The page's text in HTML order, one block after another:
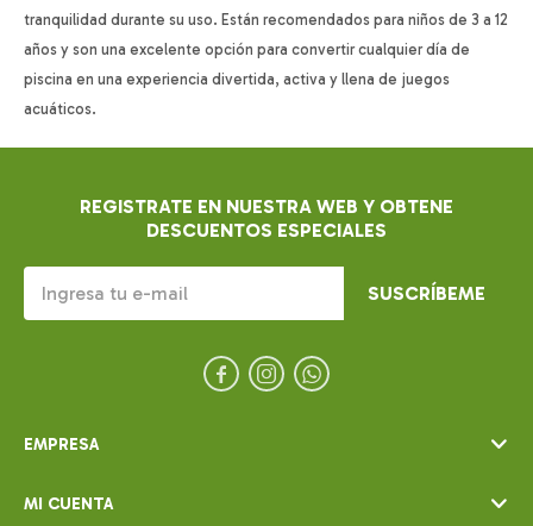
tranquilidad durante su uso. Están recomendados para niños de 3 a 12
años y son una excelente opción para convertir cualquier día de
piscina en una experiencia divertida, activa y llena de juegos
acuáticos.
EMPRESA
MI CUENTA
REGISTRATE EN NUESTRA WEB Y OBTENE
DESCUENTOS ESPECIALES
SUSCRÍBEME
  